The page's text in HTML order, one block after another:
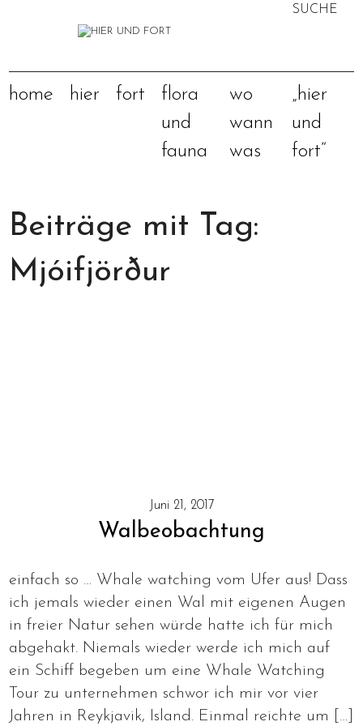
SUCHE
home hier fort
flora
und
fauna
wo
wann
was
„hier
und
fort“
Beiträge mit Tag:
Mjóifjörður
Juni 21, 2017
Walbeobachtung
einfach so … Whale watching vom Ufer aus! Dass
ich jemals wieder einen Wal mit eigenen Augen
in freier Natur sehen würde hatte ich für mich
abgehakt. Niemals wieder werde ich mich auf
ein Schiff begeben um eine Whale Watching
Tour zu unternehmen schwor ich mir vor vier
Jahren in Reykjavik, Island. Einmal reichte um […]